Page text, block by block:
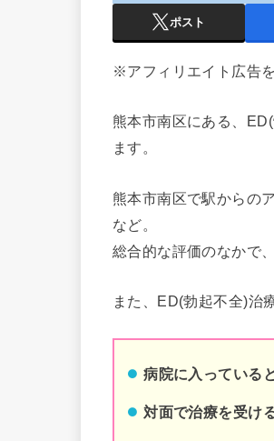
ポスト
※アフィリエイト広告
熊本市南区にある、
ます。
熊本市南区で駅からの
など。
総合的な評価のなかで
また、ED(勃起不全)治
病院に入っている
対面で治療を受け